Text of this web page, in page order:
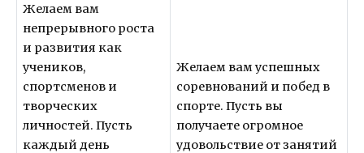
Желаем вам
непрерывного роста
и развития как
учеников,
спортсменов и
творческих
личностей. Пусть
каждый день
Желаем вам успешных
соревнований и побед в
спорте. Пусть вы
получаете огромное
удовольствие от занятий